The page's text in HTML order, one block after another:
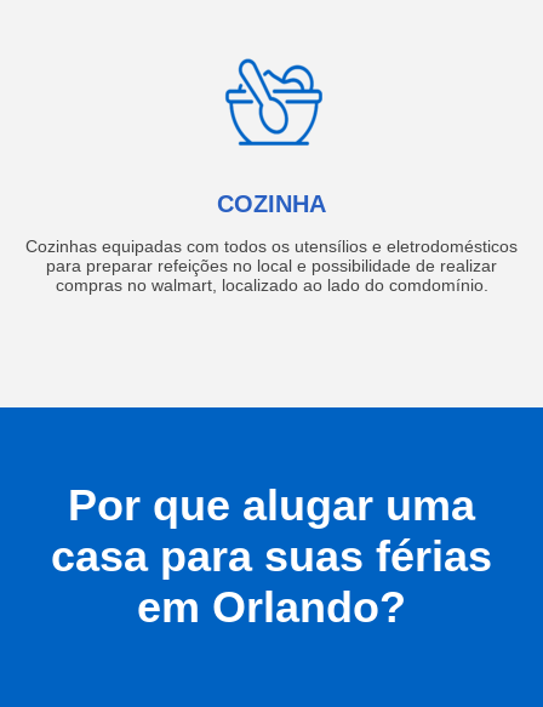
COZINHA
Cozinhas equipadas com todos os utensílios e eletrodomésticos
para preparar refeições no local e possibilidade de realizar
compras no walmart, localizado ao lado do comdomínio.
Por que alugar uma
casa para suas férias
em Orlando?